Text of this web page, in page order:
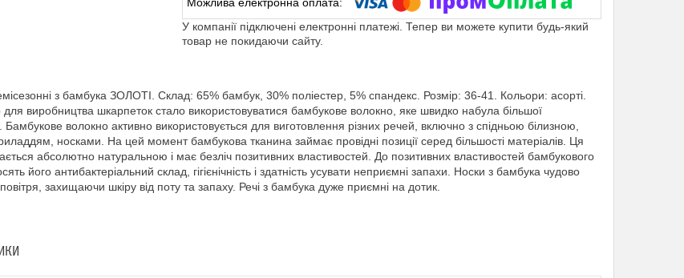
У компанії підключені електронні платежі. Тепер ви можете купити будь-який
товар не покидаючи сайту.
з бамбука ЗОЛОТІ. Склад: 65% бамбук, 30% поліестер, 5% спандекс. Розмір: 36-41. Кольори: асорті.
виробництва шкарпеток стало використовуватися бамбукове волокно, яке швидко набула більшої
Бамбукове волокно активно використовується для виготовлення різних речей, включно з спідньою білизною,
носками. На цей момент бамбукова тканина займає провідні позиції серед більшості матеріалів. Ця
абсолютно натуральною і має безліч позитивних властивостей. До позитивних властивостей бамбукового
його антибактеріальний склад, гігієнічність і здатність усувати неприємні запахи. Носки з бамбука чудово
захищаючи шкіру від поту та запаху. Речі з бамбука дуже приємні на дотик.